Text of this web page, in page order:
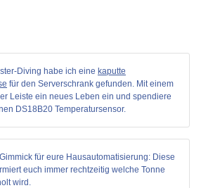
Diving habe ich eine kaputte
für den Serverschrank gefunden. Mit einem
Leiste ein neues Leben ein und spendiere
DS18B20 Temperatursensor.
für eure Hausautomatisierung: Diese
euch immer rechtzeitig welche Tonne
wird.